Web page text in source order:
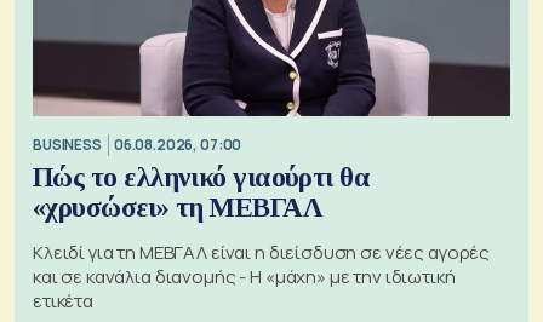
BUSINESS 06.08.2026, 07:00
Πώς το ελληνικό γιαούρτι θα
«χρυσώσει» τη ΜΕΒΓΑΛ
Κλειδί για τη ΜΕΒΓΑΛ είναι η διείσδυση σε νέες αγορές
και σε κανάλια διανομής - Η «μάχη» με την ιδιωτική
ετικέτα